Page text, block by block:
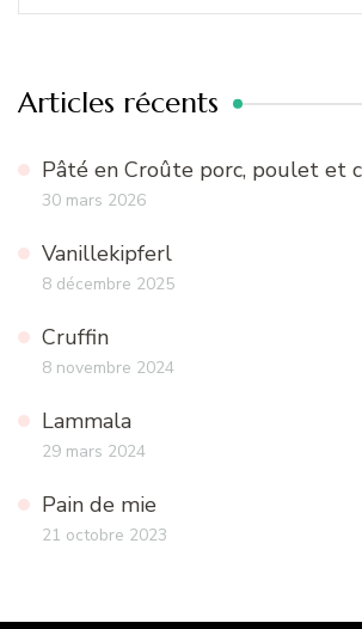
Articles récents
Pâté en Croûte porc, poulet et
30 mars 2026
Vanillekipferl
8 décembre 2025
Cruffin
8 novembre 2024
Lammala
29 mars 2024
Pain de mie
21 octobre 2023